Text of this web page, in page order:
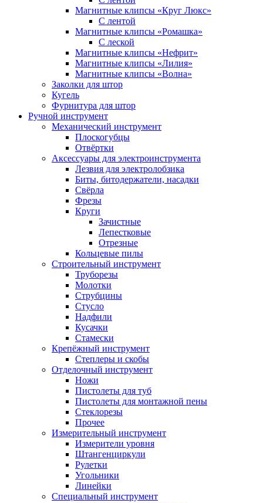
Магнитные клипсы «Круг Люкс»
С лентой
Магнитные клипсы «Ромашка»
С леской
Магнитные клипсы «Нефрит»
Магнитные клипсы «Лилия»
Магнитные клипсы «Волна»
Заколки для штор
Кугель
Фурнитура для штор
Ручной инструмент
Механический инструмент
Плоскогубцы
Отвёртки
Аксессуары для электроинструмента
Лезвия для электролобзика
Биты, битодержатели, насадки
Свёрла
Фрезы
Круги
Зачистные
Лепестковые
Отрезные
Кольцевые пилы
Строительный инструмент
Труборезы
Молотки
Струбцины
Стусло
Надфили
Кусачки
Стамески
Крепёжный инструмент
Степлеры и скобы
Отделочный инструмент
Ножи
Пистолеты для туб
Пистолеты для монтажной пены
Стеклорезы
Прочее
Измерительный инструмент
Измерители уровня
Штангенциркули
Рулетки
Угольники
Линейки
Специальный инструмент